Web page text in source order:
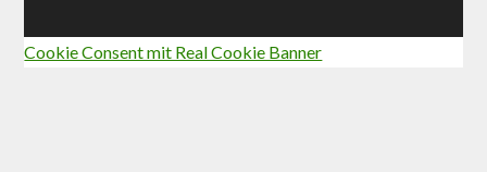
Cookie Consent mit Real Cookie Banner